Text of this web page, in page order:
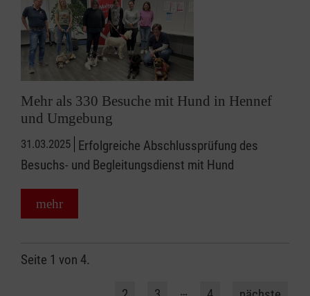
Mehr als 330 Besuche mit Hund in Hennef
und Umgebung
31.03.2025 Erfolgreiche Abschlussprüfung des
Besuchs- und Begleitungsdienst mit Hund
mehr
Seite 1 von 4.
…